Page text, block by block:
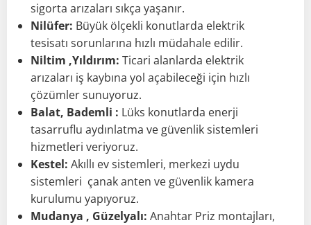
sigorta arızaları sıkça yaşanır.
Nilüfer: Büyük ölçekli konutlarda elektrik
tesisatı sorunlarına hızlı müdahale edilir.
Niltim ,Yıldırım: Ticari alanlarda elektrik
arızaları iş kaybına yol açabileceği için hızlı
çözümler sunuyoruz.
Balat, Bademli : Lüks konutlarda enerji
tasarruflu aydınlatma ve güvenlik sistemleri
hizmetleri veriyoruz.
Kestel: Akıllı ev sistemleri, merkezi uydu
sistemleri çanak anten ve güvenlik kamera
kurulumu yapıyoruz.
Mudanya , Güzelyalı: Anahtar Priz montajları,